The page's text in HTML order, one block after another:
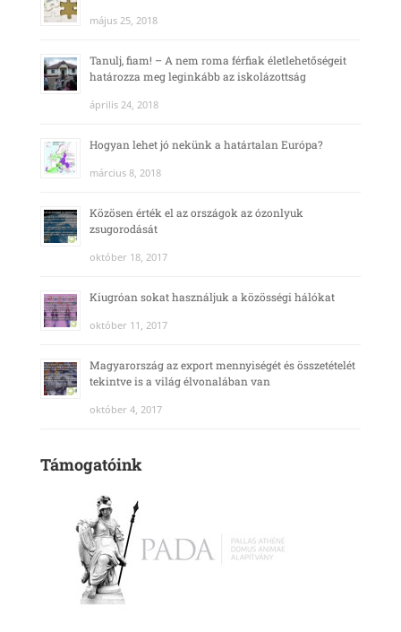
május 25, 2018
Tanulj, fiam! – A nem roma férfiak életlehetőségeit
határozza meg leginkább az iskolázottság
április 24, 2018
Hogyan lehet jó nekünk a határtalan Európa?
március 8, 2018
Közösen érték el az országok az ózonlyuk
zsugorodását
október 18, 2017
Kiugróan sokat használjuk a közösségi hálókat
október 11, 2017
Magyarország az export mennyiségét és összetételét
tekintve is a világ élvonalában van
október 4, 2017
Támogatóink